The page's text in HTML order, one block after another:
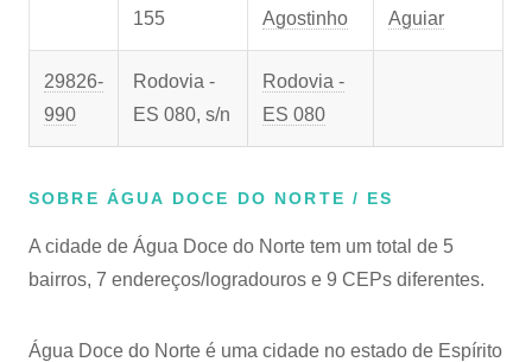
155
Agostinho
Aguiar
29826-
990
Rodovia -
ES 080, s/n
Rodovia -
ES 080
SOBRE ÁGUA DOCE DO NORTE / ES
A cidade de Água Doce do Norte tem um total de 5
bairros, 7 endereços/logradouros e 9 CEPs diferentes.
Água Doce do Norte é uma cidade no estado de Espírito